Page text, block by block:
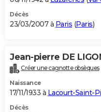
Décès
23/03/2007 à Paris (Paris)
Jean-pierre DE
Créer une cagnotte obsèques
Naissance
17/11/1933 à Lacourt-Saint-
Décès